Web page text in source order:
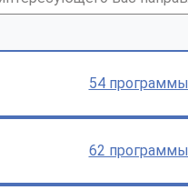
54 программы
62 программы